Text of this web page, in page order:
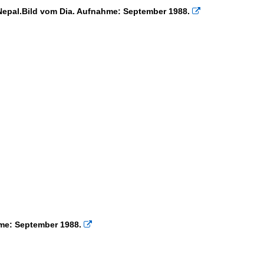
vom Dia. Aufnahme: September 1988. 
September 1988. 